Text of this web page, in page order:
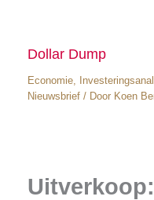
Dollar Dump
Economie,
Nieuwsbrief/ Door Koen